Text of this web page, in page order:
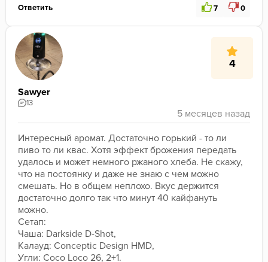
Ответить 7 0
4
Sawyer
13
Интересный аромат. Достаточно горький - то ли
пиво то ли квас. Хотя эффект брожения передать
удалось и может немного ржаного хлеба. Не скажу,
что на постоянку и даже не знаю с чем можно
смешать. Но в общем неплохо. Вкус держится
достаточно долго так что минут 40 кайфануть
можно.
Сетап:
Чаша: Darkside D-Shot,
Калауд: Conceptic Design HMD,
Угли: Coco Loco 26, 2+1.